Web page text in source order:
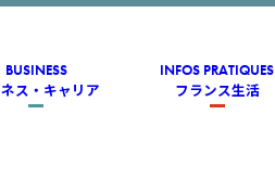
BUSINESS
ス・キャリア
INFOS PRATIQUES
フランス生活